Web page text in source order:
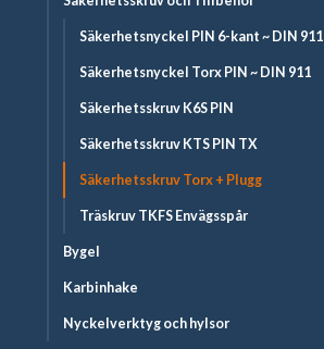
Säkerhetsnyckel PIN 6-kant ~ DIN 911
Säkerhetsnyckel Torx PIN ~ DIN 911
Säkerhetsskruv K6S PIN
Säkerhetsskruv KTS PIN TX
Säkerhetsskruv Torx + Plugg
Träskruv TKFS Envägsspår
Bygel
Karbinhake
Nyckelverktyg och hylsor